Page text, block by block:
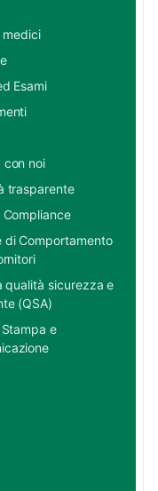
medici
Esami
con noi
trasparente
Compliance
di Comportamento
qualità sicurezza e
(QSA)
e